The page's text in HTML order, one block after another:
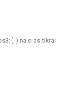
] ) na o as tikrai